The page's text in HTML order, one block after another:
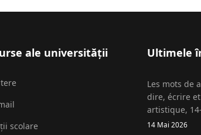
ale universității
scolare
Ultimele
Les mots de
dire, écrire
artistique,
14 Mai 2026